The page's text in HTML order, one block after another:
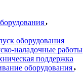
оборудования
наладочные работы
поддержка
оборудования